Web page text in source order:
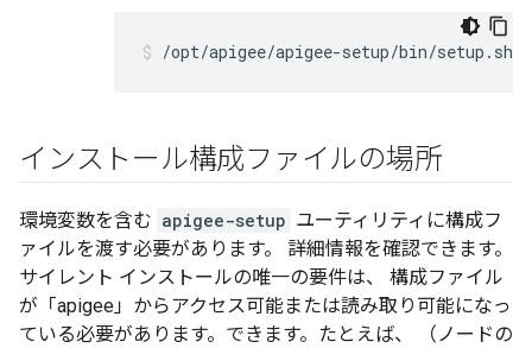
/opt/apigee/apigee-setup/bin/
インストール構成ファイルの場所
環境変数を含む apigee-setup ユーティリティに構成フ
ァイルを渡す必要があります。 詳細情報を確認できます。
サイレント インストールの唯一の要件は、 構成ファイル
が「apigee」からアクセス可能または読み取り可能になっ
ている必要があります。できます。たとえば、 （ノードの